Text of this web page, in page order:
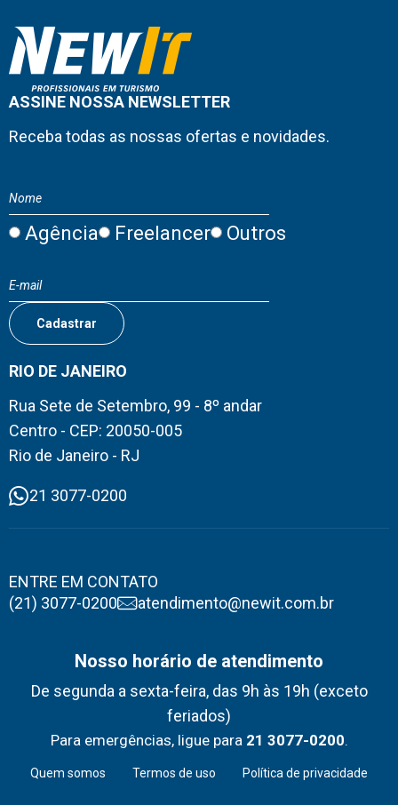
ASSINE NOSSA NEWSLETTER
Receba todas as nossas ofertas e novidades.
Agência Freelancer Outros
RIO DE JANEIRO
Rua Sete de Setembro, 99 - 8º andar
Centro - CEP: 20050-005
Rio de Janeiro - RJ
21 3077-0200
ENTRE EM CONTATO
(21) 3077-0200
atendimento@newit.com.br
Nosso horário de atendimento
De segunda a sexta-feira, das 9h às 19h (exceto
feriados)
Para emergências, ligue para 21 3077-0200.
Quem somos Termos de uso Política de privacidade